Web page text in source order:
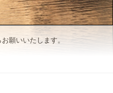
願いいたします。